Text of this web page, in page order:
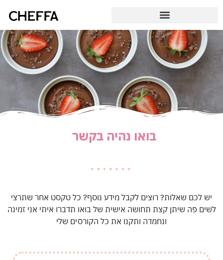
בואו נהיה בקשר
יש לכם שאלות? רוצים לקבל מידע נוסף? כל טקסט אחר שתרצי
לשים פה שיתן קצת תחושה אישית של בואו תדברו איתי אני זמינה
ונחמדה ותקנו את כל הקורסים שלי